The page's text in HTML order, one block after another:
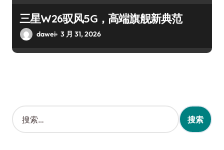
三星W26驭风5G，高端旗舰新典范
dawei 3 月 31, 2026
搜
索
：